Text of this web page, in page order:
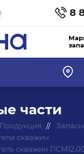
8
части
Продукция
скважин
скважин